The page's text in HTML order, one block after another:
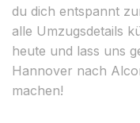
du dich entspannt
alle Umzugsdetails
heute und lass uns
Hannover nach
machen!